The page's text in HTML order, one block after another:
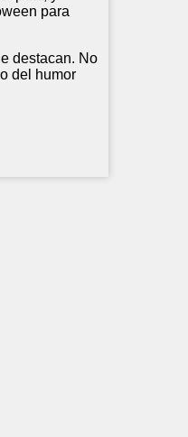
para
destacan. No
del humor